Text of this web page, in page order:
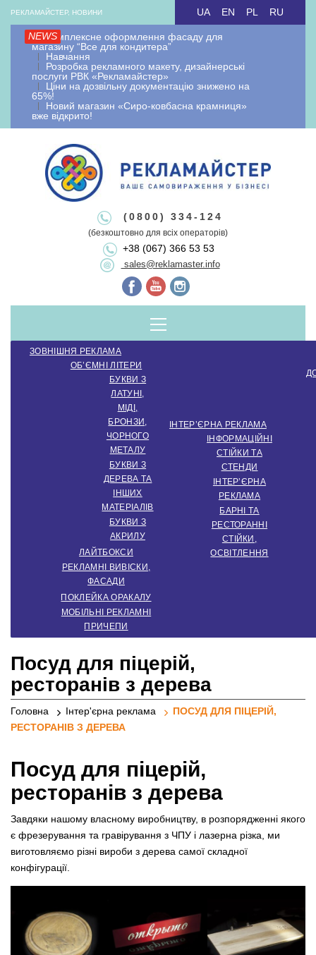
Skip
content
РЕКЛАМАЙСТЕР, НОВИНИ
NEWSКомплексне оформлення фасаду для
магазину “Все для кондитера”
Навчання
Розробка рекламного макету, дизайнерські
послуги РВК «Рекламайстер»
Ціни на дозвільну документацію знижено на
65%!
Новий магазин «Сиро-ковбасна крамниця»
вже відкрито!
UA EN PL RU
Рекламайстер.
Рекламно-
виробнича
компанія.
Виробництво
зовнішньої
реклами.
Створення
інтер'єрної
реклами
Рекламайстер це: виробництво зовнішньої реклами, рекламні
вивіски лайтбокси, об'ємні букви, виносна реклама, штендери.
Виготовлення рекламоносіїв будь якої складності. Виготовляємо
рекламні конструкції під ключ. Оформлення документації та
дозволу на зовнішню рекламу.
(0800) 334-124
(безкоштовно для всіх операторів)
+38 (067) 366 53 53
sales@reklamaster.info
Menu
ЗОВНІШНЯ РЕКЛАМА
ОБ’ЄМНІ ЛІТЕРИ
БУКВИ З
ЛАТУНІ,
МІДІ,
БРОНЗИ,
ЧОРНОГО
МЕТАЛУ
БУКВИ З
ДЕРЕВА ТА
ІНШИХ
МАТЕРІАЛІВ
БУКВИ З
АКРИЛУ
ЛАЙТБОКСИ
РЕКЛАМНІ ВИВІСКИ,
ФАСАДИ
ПОКЛЕЙКА ОРАКАЛУ
МОБІЛЬНІ РЕКЛАМНІ
ПРИЧЕПИ
ІНТЕР’ЄРНА РЕКЛАМА
ІНФОРМАЦІЙНІ
СТІЙКИ ТА
СТЕНДИ
ІНТЕР’ЄРНА
РЕКЛАМА
БАРНІ ТА
РЕСТОРАННІ
СТІЙКИ,
ОСВІТЛЕННЯ
Посуд для піцерій,
ресторанів з дерева
Головна Інтер'єрна реклама
ПОСУД ДЛЯ ПІЦЕРІЙ,
РЕСТОРАНІВ З ДЕРЕВА
Посуд для піцерій,
ресторанів з дерева
Завдяки нашому власному виробництву, в розпорядженні якого
є фрезерування та гравірування з ЧПУ і лазерна різка, ми
виготовляємо різні вироби з дерева самої складної
конфігурації.